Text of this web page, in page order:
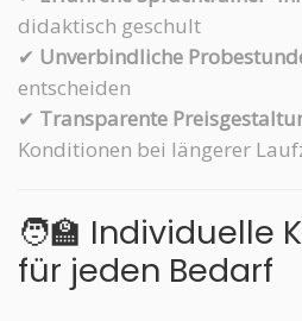
didaktisch geschult
✔ Unverbindliche
entscheiden
✔ Transparente
Konditionen bei längerer
🧑‍🏫 Individuelle
für jeden Bedarf